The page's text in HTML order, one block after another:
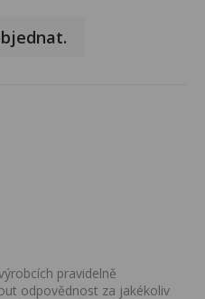
pravidelně
odpovědnost za jakékoliv